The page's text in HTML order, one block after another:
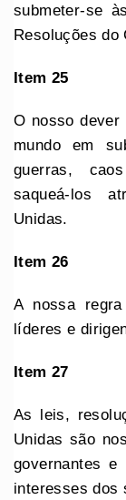
submeter-se
Resoluções do
Item 25
O nosso
mundo em
guerras,
saqueá-los
Unidas.
Item 26
A nossa
líderes e
Item 27
As leis,
Unidas são
governantes
interesses dos